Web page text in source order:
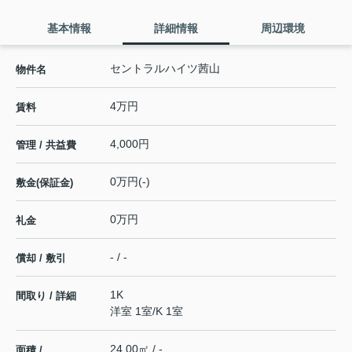
基本情報 詳細情報 周辺環境
物件名 セントラルハイツ茜山
賃料 4万円
管理 / 共益費 4,000円
敷金(保証金) 0万円(-)
礼金 0万円
償却 / 敷引 - / -
間取り / 詳細
1K
洋室 1室/K 1室
24.00㎡ / -